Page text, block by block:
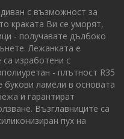
с възможност за
краката Ви се уморят,
- получавате дълбоко
Лежанката е
изработени с
- плътност R35
букови ламели в основата
и гарантират
Възглавниците са
пух на